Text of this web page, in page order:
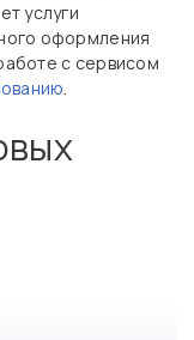
услуги
оформления
с сервисом
.